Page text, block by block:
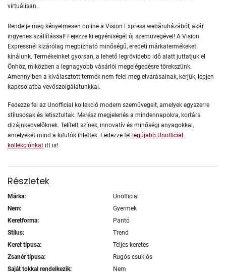
virtuálisan.
Rendelje meg kényelmesen online a Vision Express webáruházából, akár
ingyenes szállítással! Fejezze ki egyéniségét új szemüvegével! A Vision
Expressnél kizárólag megbízható minőségű, eredeti márkatermékeket
kínálunk. Termékeinket gyorsan, a lehető legrövidebb idő alatt juttatjuk el
Önhöz, miközben a legnagyobb vásárlói megelégedésre törekszünk.
Amennyiben a kiválasztott termék nem felel meg elvárásainak, kérjük, lépjen
kapcsolatba vevőszolgálatunkkal.
Fedezze fel az Unofficial kollekció modern szemüvegeit, amelyek egyszerre
stílusosak és letisztultak. Merész megjelenés a mindennapokra, kortárs
dizájnkedvelőknek. Telített színek, innovatív és minőségi anyagokkal,
amelyeket mind a kifutók ihlettek. Fedezze fel
legújabb Unofficial
kollekciónkat itt is!
Részletek
Márka:
Unofficial
Nem:
Gyermek
Keretforma:
Pantó
Stílus:
Trend
Keret típusa:
Teljes keretes
Zsanér típusa:
Rugós csuklós
Saját tokkal rendelkezik:
Nem